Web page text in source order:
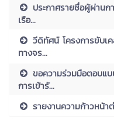
ประกาศรายชื่อผู้ผ่านก
เรือ...
วีดิทัศน์ โครงการขับเ
ทางจร...
ขอความร่วมมือตอบแ
การเข้ารั...
รายงานความก้าวหน้า